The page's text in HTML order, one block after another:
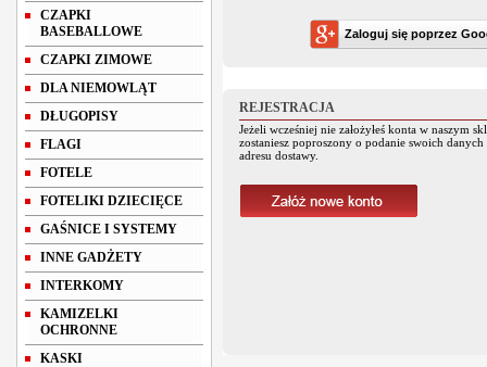
CZAPKI
BASEBALLOWE
CZAPKI ZIMOWE
DLA NIEMOWLĄT
DŁUGOPISY
FLAGI
FOTELE
FOTELIKI DZIECIĘCE
GAŚNICE I SYSTEMY
INNE GADŻETY
INTERKOMY
KAMIZELKI
OCHRONNE
KASKI
Zaloguj się poprzez
REJESTRACJA
Jeżeli wcześniej nie założyłeś konta w naszym
zostaniesz poproszony o podanie swoich danych
adresu dostawy.